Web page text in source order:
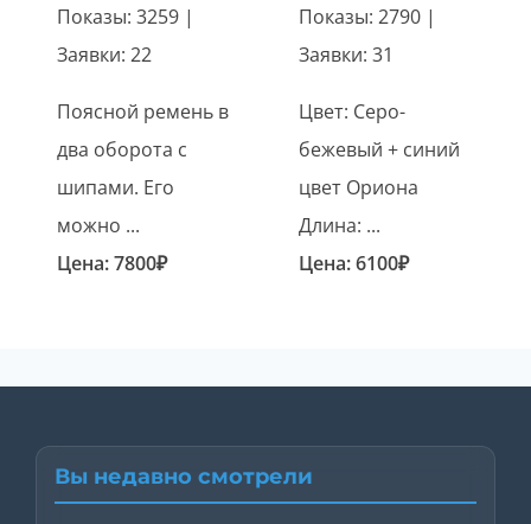
Показы: 3259 |
Заявки: 22
Поясной ремень в
два оборота с
шипами. Его
можно ...
Цена:7800₽
Показы: 2790 |
Заявки: 31
Цвет: Серо-
бежевый + синий
цвет Ориона
Длина: ...
Цена:6100₽
Вы недавно смотрели